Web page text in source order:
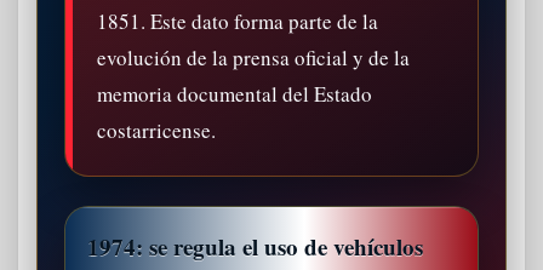
1851. Este dato forma parte de la
evolución de la prensa oficial y de la
memoria documental del Estado
costarricense.
1974: se regula el uso de vehículos